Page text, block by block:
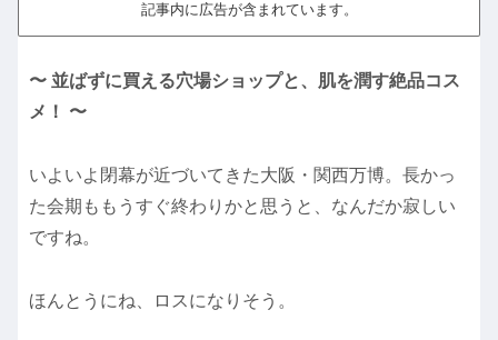
記事内に広告が含まれています。
〜 並ばずに買える穴場ショップと、肌を潤す絶品コス
メ！ 〜
いよいよ閉幕が近づいてきた大阪・関西万博。長かっ
た会期ももうすぐ終わりかと思うと、なんだか寂しい
ですね。
ほんとうにね、ロスになりそう。